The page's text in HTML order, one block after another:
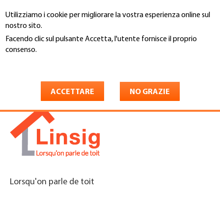
Utilizziamo i cookie per migliorare la vostra esperienza online sul
nostro sito.
Facendo clic sul pulsante Accetta, l'utente fornisce il proprio
consenso.
ACCETTARE NO GRAZIE
al
contenuto
principale
You
Lorsqu'on parle de toit